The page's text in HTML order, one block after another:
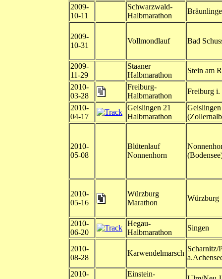
2009-
10-11
Schwarzwald-
Halbmarathon
2009-
10-31
Vollmondlauf Bad
2009-
11-29
Staaner
Halbmarathon
Stein am
2010-
03-28
Freiburg-
Halbmarathon
Freiburg i.
2010-
04-17
Geislingen 21
Halbmarathon
Geislingen
2010-
05-08
Blütenlauf
Nonnenhorn
2010-
05-16
Würzburg
Marathon
Würzburg
2010-
06-20
Hegau-
Halbmarathon
Singen
2010-
08-28
Karwendelmarsch
Scharnitz/
2010-
Einstein-